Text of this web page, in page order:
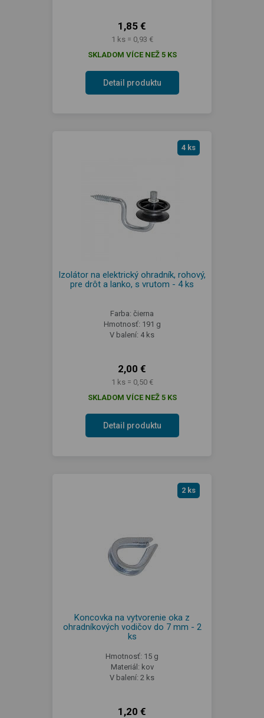
1,85 €
1 ks = 0,93 €
SKLADOM VÍCE NEŽ 5 KS
Detail produktu
4 ks
Izolátor na elektrický ohradník, rohový,
pre drôt a lanko, s vrutom - 4 ks
Farba: čierna
Hmotnosť: 191 g
V balení: 4 ks
2,00 €
1 ks = 0,50 €
SKLADOM VÍCE NEŽ 5 KS
Detail produktu
2 ks
Koncovka na vytvorenie oka z
ohradníkových vodičov do 7 mm - 2
ks
Hmotnosť: 15 g
Materiál: kov
V balení: 2 ks
1,20 €